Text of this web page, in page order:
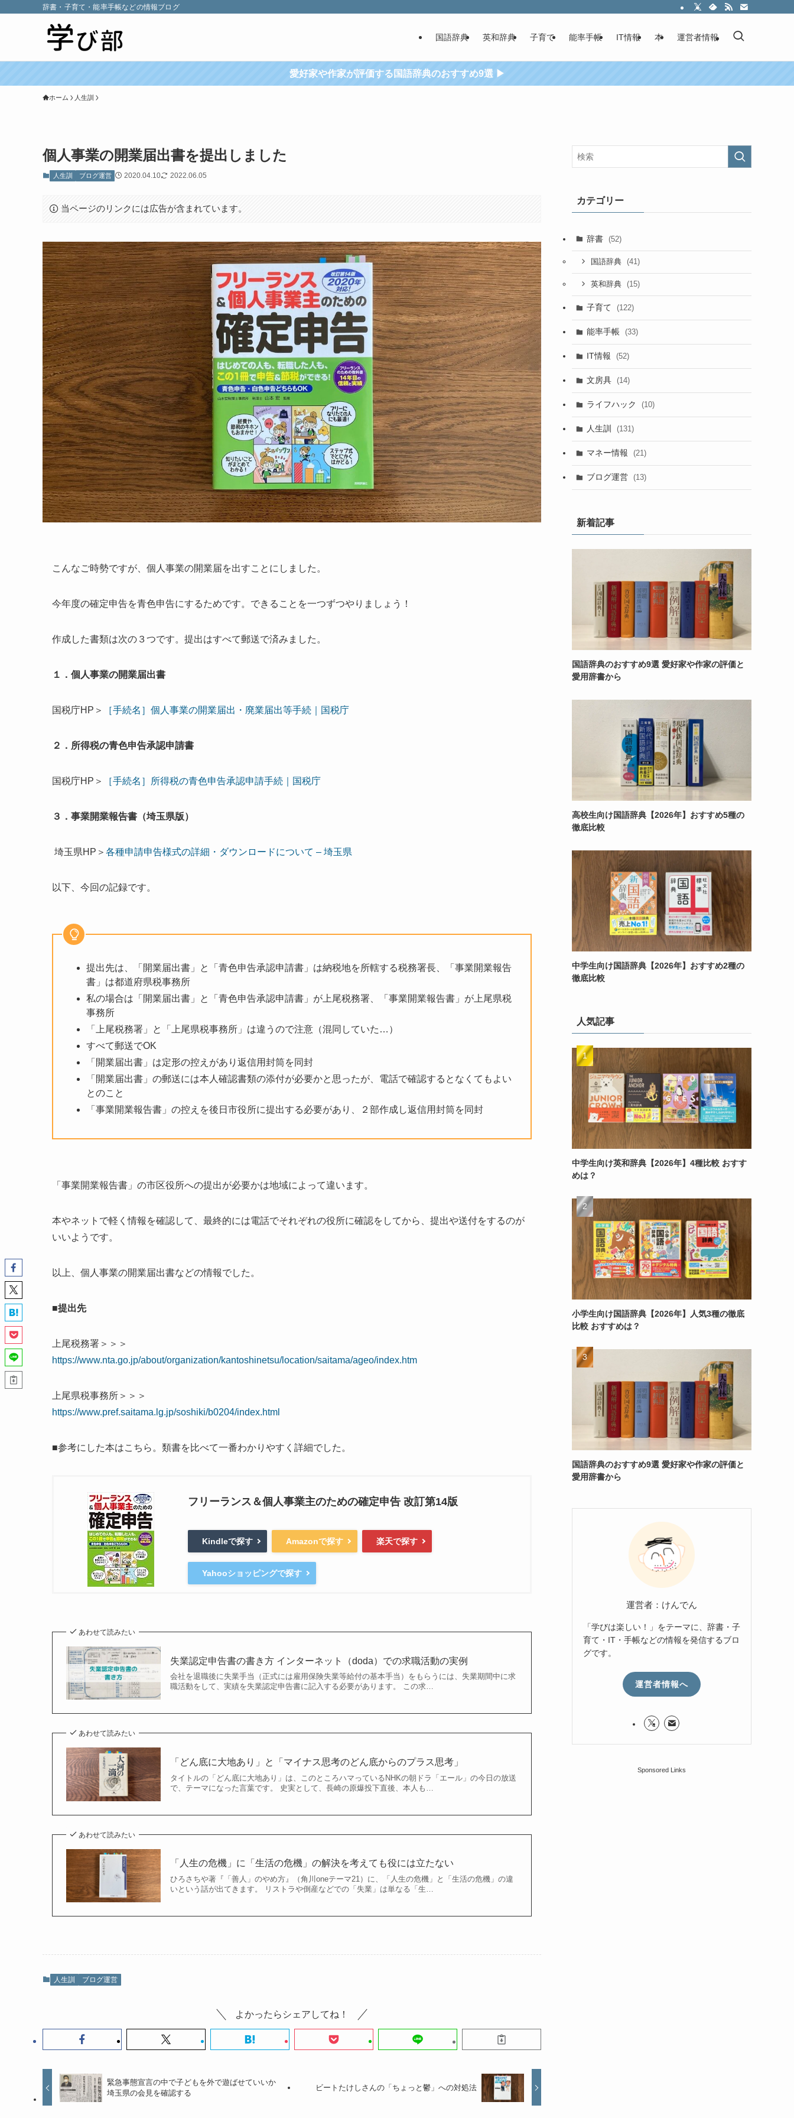
辞書・子育て・能率手帳などの情報ブログ
国語辞典 英和辞典 子育て 能率手帳 IT情報 本 運営者情報
愛好家や作家が評価する国語辞典のおすすめ9選 ▶
ホーム 人生訓
個人事業の開業届出書を提出しました
人生訓 ブログ運営 2020.04.10 2022.06.05
当ページのリンクには広告が含まれています。
こんなご時勢ですが、個人事業の開業届を出すことにしました。
今年度の確定申告を青色申告にするためです。できることを一つずつやりましょう！
作成した書類は次の３つです。提出はすべて郵送で済みました。
１．個人事業の開業届出書
国税庁HP＞ ［手続名］個人事業の開業届出・廃業届出等手続｜国税庁
２．所得税の青色申告承認申請書
国税庁HP＞ ［手続名］所得税の青色申告承認申請手続｜国税庁
３．事業開業報告書（埼玉県版）
埼玉県HP＞ 各種申請申告様式の詳細・ダウンロードについて – 埼玉県
以下、今回の記録です。
提出先は、「開業届出書」と「青色申告承認申請書」は納税地を所轄する税務署長、「事業開業報告
書」は都道府県税事務所
私の場合は「開業届出書」と「青色申告承認申請書」が上尾税務署、「事業開業報告書」が上尾県税
事務所
「上尾税務署」と「上尾県税事務所」は違うので注意（混同していた…）
すべて郵送でOK
「開業届出書」は定形の控えがあり返信用封筒を同封
「開業届出書」の郵送には本人確認書類の添付が必要かと思ったが、電話で確認するとなくてもよい
とのこと
「事業開業報告書」の控えを後日市役所に提出する必要があり、２部作成し返信用封筒を同封
「事業開業報告書」の市区役所への提出が必要かは地域によって違います。
本やネットで軽く情報を確認して、最終的には電話でそれぞれの役所に確認をしてから、提出や送付をするのが
いいようです。
以上、個人事業の開業届出書などの情報でした。
■提出先
上尾税務署＞＞＞
https://www.nta.go.jp/about/organization/kantoshinetsu/location/saitama/ageo/index.htm
上尾県税事務所＞＞＞
https://www.pref.saitama.lg.jp/soshiki/b0204/index.html
■参考にした本はこちら。類書を比べて一番わかりやすく詳細でした。
フリーランス＆個人事業主のための確定申告 改訂第14版
Kindleで探す Amazonで探す 楽天で探す
Yahooショッピングで探す
あわせて読みたい
失業認定申告書の書き方 インターネット（doda）での求職活動の実例
会社を退職後に失業手当（正式には雇用保険失業等給付の基本手当）をもらうには、失業期間中に求
職活動をして、実績を失業認定申告書に記入する必要があります。 この求…
あわせて読みたい
「どん底に大地あり」と「マイナス思考のどん底からのプラス思考」
タイトルの「どん底に大地あり」は、このところハマっているNHKの朝ドラ「エール」の今日の放送
で、テーマになった言葉です。 史実として、長崎の原爆投下直後、本人も…
あわせて読みたい
「人生の危機」に「生活の危機」の解決を考えても役には立たない
ひろさちや著『「善人」のやめ方』（角川oneテーマ21）に、「人生の危機」と「生活の危機」の違
いという話が出てきます。 リストラや倒産などでの「失業」は単なる「生…
人生訓 ブログ運営
よかったらシェアしてね！
緊急事態宣言の中で子どもを外で遊ばせていいか
埼玉県の会見を確認する
ビートたけしさんの「ちょっと鬱」への対処法
カテゴリー
辞書 (52)
国語辞典 (41)
英和辞典 (15)
子育て (122)
能率手帳 (33)
IT情報 (52)
文房具 (14)
ライフハック (10)
人生訓 (131)
マネー情報 (21)
ブログ運営 (13)
新着記事
国語辞典のおすすめ9選 愛好家や作家の評価と
愛用辞書から
高校生向け国語辞典【2026年】おすすめ5種の
徹底比較
中学生向け国語辞典【2026年】おすすめ2種の
徹底比較
人気記事
中学生向け英和辞典【2026年】4種比較 おすす
めは？
小学生向け国語辞典【2026年】人気3種の徹底
比較 おすすめは？
国語辞典のおすすめ9選 愛好家や作家の評価と
愛用辞書から
運営者：けんでん
「学びは楽しい！」をテーマに、辞書・子
育て・IT・手帳などの情報を発信するブロ
グです。
運営者情報へ
Sponsored Links